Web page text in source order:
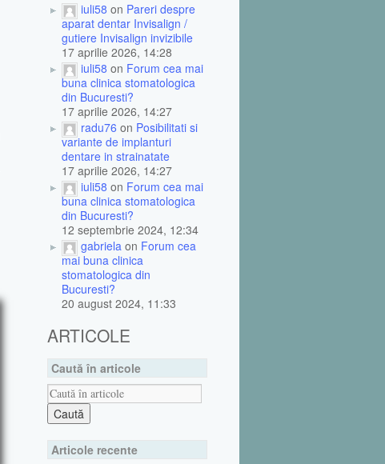
iuli58 on Pareri despre
aparat dentar Invisalign /
gutiere Invisalign invizibile
17 aprilie 2026, 14:28
iuli58 on Forum cea mai
buna clinica stomatologica
din Bucuresti?
17 aprilie 2026, 14:27
radu76 on Posibilitati si
variante de implanturi
dentare in strainatate
17 aprilie 2026, 14:27
iuli58 on Forum cea mai
buna clinica stomatologica
din Bucuresti?
12 septembrie 2024, 12:34
gabriela on Forum cea
mai buna clinica
stomatologica din
Bucuresti?
20 august 2024, 11:33
ARTICOLE
Caută în articole
Articole recente